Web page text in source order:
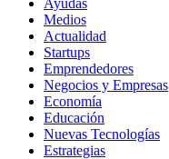
Medios
Actualidad
Startups
Emprendedores
Negocios y Empresas
Economía
Educación
Nuevas Tecnologías
Estrategias